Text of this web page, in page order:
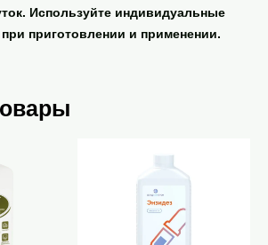
Используйте индивидуальные
приготовлении и применении.